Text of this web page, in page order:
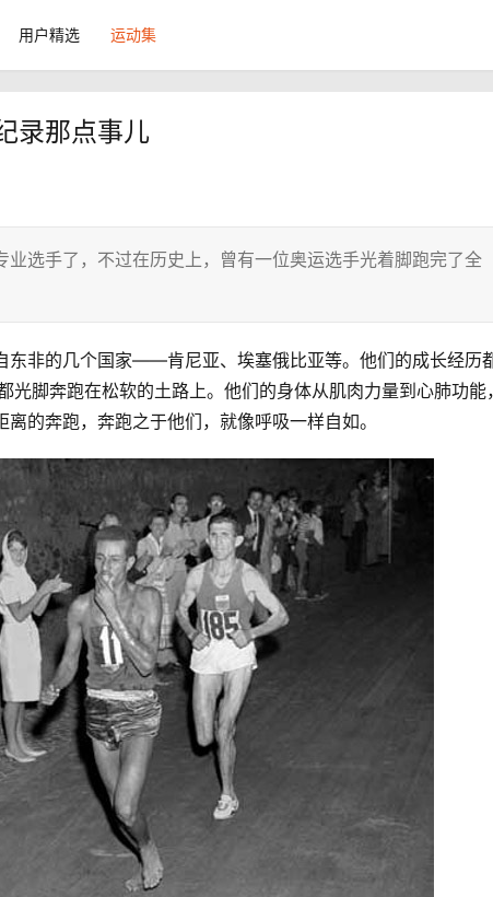
用户精选 运动集
录那点事儿
选手了，不过在历史上，曾有一位奥运选手光着脚跑完了全
东非的几个国家——肯尼亚、埃塞俄比亚等。他们的成长经历
光脚奔跑在松软的土路上。他们的身体从肌肉力量到心肺功能
的奔跑，奔跑之于他们，就像呼吸一样自如。